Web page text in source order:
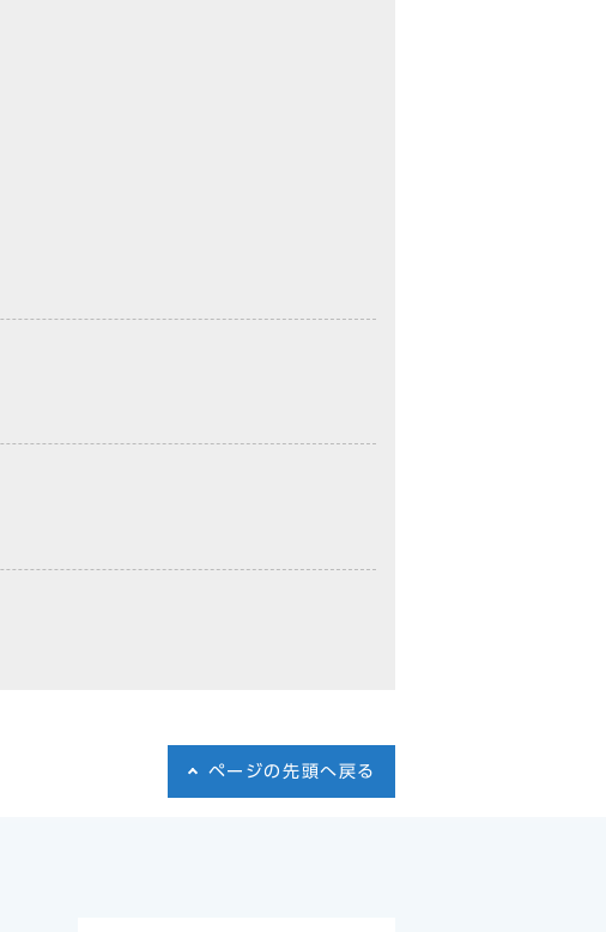
ページの先頭へ戻る